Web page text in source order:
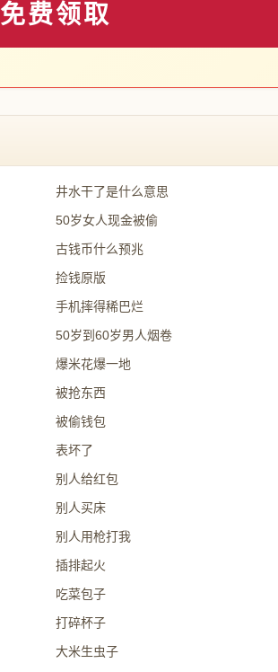
免费领取
井水干了是什么意思
50岁女人现金被偷
古钱币什么预兆
捡钱原版
手机摔得稀巴烂
50岁到60岁男人烟卷
爆米花爆一地
被抢东西
被偷钱包
表坏了
别人给红包
别人买床
别人用枪打我
插排起火
吃菜包子
打碎杯子
大米生虫子